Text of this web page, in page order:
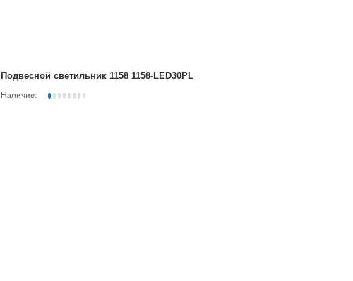
Подвесной светильник 1158 1158-LED30PL
Наличие: